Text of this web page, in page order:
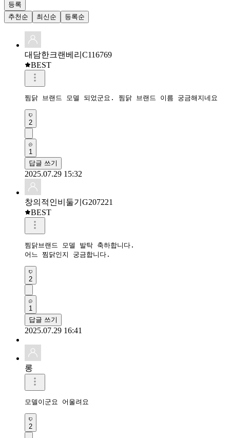
등록
추천순
최신순 등록순
대담한크랜베리C116769
BEST
찜닭 브랜드 모델 되었군요. 찜닭 브랜드 이름 궁금해지네요
2
1
답글 쓰기
2025.07.29 15:32
창의적인비둘기G207221
BEST
찜닭브랜드 모델 발탁 축하합니다.
어느 찜닭인지 궁금합니다.
2
1
답글 쓰기
2025.07.29 16:41
롱
모델이군요 어울려요
2